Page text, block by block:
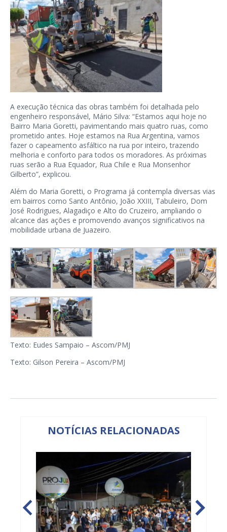
A execução técnica das obras também foi detalhada pelo
engenheiro responsável, Mário Silva: “Estamos aqui hoje no
Bairro Maria Goretti, pavimentando mais quatro ruas, como
prometido antes. Hoje estamos na Rua Argentina, vamos
fazer o capeamento asfáltico na rua por inteiro, trazendo
melhoria e conforto para todos os moradores. As próximas
ruas serão a Rua Equador, Rua Chile e Rua Monsenhor
Gilberto”, explicou.
Além do Maria Goretti, o Programa já contempla diversas vias
em bairros como Santo Antônio, João XXIII, Tabuleiro, Dom
José Rodrigues, Alagadiço e Alto do Cruzeiro, ampliando o
alcance das ações e promovendo avanços significativos na
mobilidade urbana de Juazeiro.
Texto: Eudes Sampaio – Ascom/PMJ
Texto: Gilson Pereira – Ascom/PMJ
NOTÍCIAS RELACIONADAS